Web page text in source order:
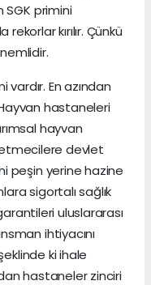
SGK primini
kırılır. Çünkü
En azından
hastaneleri
hayvan
devlet
peşin yerine hazine
sigortalı sağlık
uluslararası
ihtiyacını
ki ihale
hastaneler zinciri